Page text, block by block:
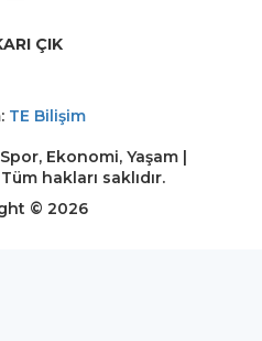
ÇIK
TE Bilişim
Ekonomi, Yaşam |
hakları saklıdır.
© 2026